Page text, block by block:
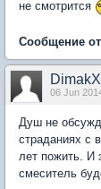
не смотрится
Сообщение
06 Jun
Душ не
страданиях с
лет пожить. И
смеситель